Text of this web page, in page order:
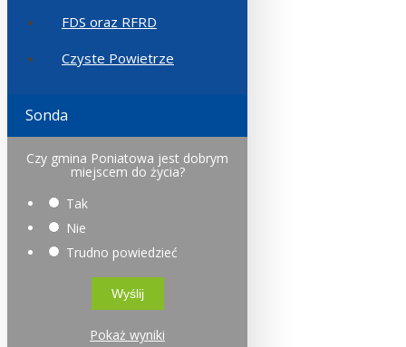
FDS oraz RFRD
Czyste Powietrze
Sonda
Czy gmina Poniatowa jest dobrym
miejscem do życia?
Tak
Nie
Trudno powiedzieć
Pokaż wyniki